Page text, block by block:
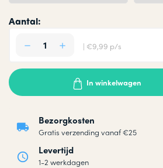
Aantal:
| €9,99 p/s
Bezorgkosten
Gratis verzending vanaf €25
Levertijd
1-2 werkdagen
In winkelwagen